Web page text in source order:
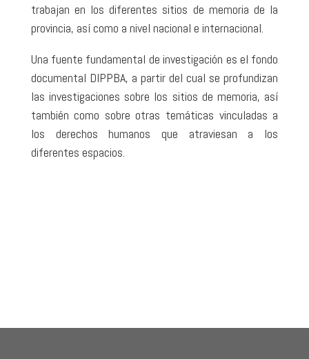
trabajan en los diferentes sitios de memoria de la
provincia, así como a nivel nacional e internacional.
Una fuente fundamental de investigación es el fondo
documental DIPPBA, a partir del cual se profundizan
las investigaciones sobre los sitios de memoria, así
también como sobre otras temáticas vinculadas a
los derechos humanos que atraviesan a los
diferentes espacios.